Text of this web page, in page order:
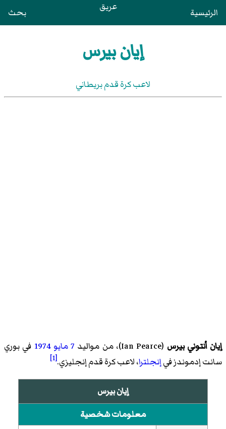
الرئيسية عريق بحث
إيان بيرس
لاعب كرة قدم بريطاني
إيان أنتوني بيرس (
Ian Pearce)‏، من مواليد 7 مايو 1974 في بوري
سانت إدموندزفيإنجلترا، لاعب كرة قدم إنجليزي.[1]
إيان بيرس
معلومات شخصية